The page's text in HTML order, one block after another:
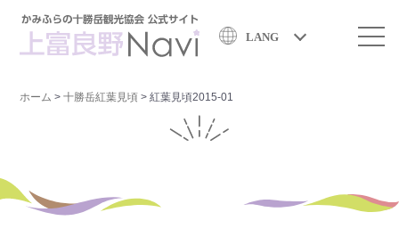
LANG
ホーム >十勝岳紅葉見頃 >紅葉見頃2015-01